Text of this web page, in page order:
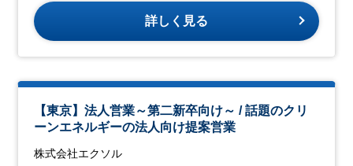
詳しく見る
【東京】法人営業～第二新卒向け～ / 話題のクリ
ーンエネルギーの法人向け提案営業
株式会社エクソル